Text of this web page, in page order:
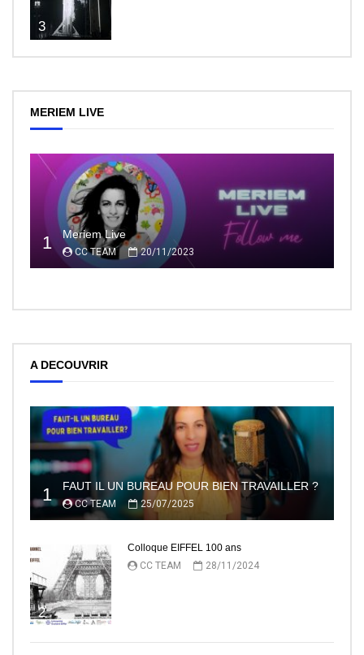
3
MERIEM LIVE
1 Meriem Live
CC TEAM 20/11/2023
A DECOUVRIR
1 FAUT IL UN BUREAU POUR BIEN TRAVAILLER ?
CC TEAM 25/07/2025
2
Colloque EIFFEL 100 ans
CC TEAM
28/11/2024